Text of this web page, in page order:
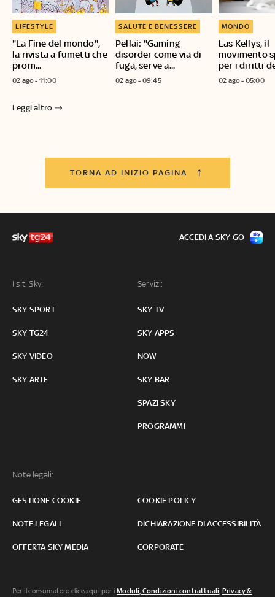
"La Fine del mondo",
la rivista a fumetti che
prom...
LIFESTYLE
02 ago - 11:00
Pellai: "Gaming
disorder come via di
fuga, serve a...
SALUTE E BENESSERE
02 ago - 09:45
Las Kellys, il
movimento
per i diritti
MONDO
02 ago - 05:00
Leggi altro
TORNA AD INIZIO PAGINA
I siti Sky:
SKY SPORT
SKY TG24
SKY VIDEO
SKY ARTE
Servizi:
SKY TV
SKY APPS
NOW
SKY BAR
SPAZI SKY
PROGRAMMI
Note legali:
GESTIONE COOKIE COOKIE POLICY
NOTE LEGALI DICHIARAZIONE DI ACCESSIBILITÀ
OFFERTA SKY MEDIA CORPORATE
ACCEDI A SKY GO
Per il consumatore clicca qui per iModuli, Condizioni contrattuali Privacy &